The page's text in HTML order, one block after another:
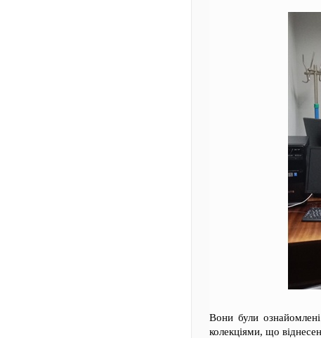
Вони були
колекціями, що